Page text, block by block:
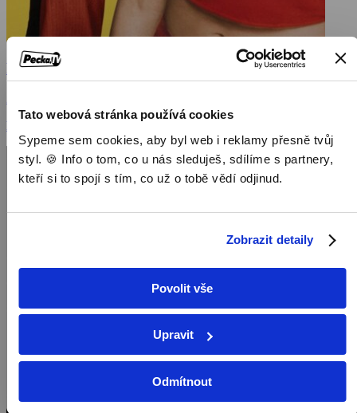
Tato webová stránka používá cookies
Sypeme sem cookies, aby byl web i reklamy přesně tvůj
styl. 🍪 Info o tom, co u nás sleduješ, sdílíme s partnery,
kteří si to spojí s tím, co už o tobě vědí odjinud.
Zobrazit detaily
Povolit vše
Upravit
Odmítnout
Prostě sexy
Filmy / Komedie / Romantické filmy